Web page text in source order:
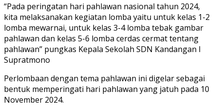
“Pada peringatan hari pahlawan nasional tahun 2024,
kita melaksanakan kegiatan lomba yaitu untuk kelas 1-2
lomba mewarnai, untuk kelas 3-4 lomba tebak gambar
pahlawan dan kelas 5-6 lomba cerdas cermat tentang
pahlawan” pungkas Kepala Sekolah SDN Kandangan I
Supratmono
Perlombaan dengan tema pahlawan ini digelar sebagai
bentuk memperingati hari pahlawan yang jatuh pada 10
November 2024.